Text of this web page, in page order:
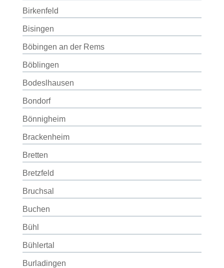
Birkenfeld
Bisingen
Böbingen an der Rems
Böblingen
Bodeslhausen
Bondorf
Bönnigheim
Brackenheim
Bretten
Bretzfeld
Bruchsal
Buchen
Bühl
Bühlertal
Burladingen